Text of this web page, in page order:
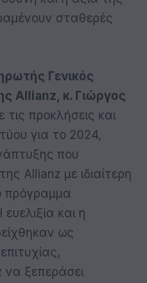
σταθερές
Γενικός
Allianz, κ. Γιώργος
τις προκλήσεις και
για το 2024,
που
Allianz με ιδιαίτερη
πρόγραμμα
και η
ως
να ξεπεράσει